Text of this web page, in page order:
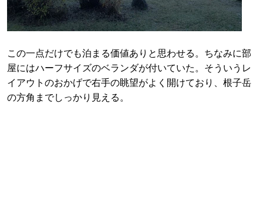
この一点だけでも泊まる価値ありと思わせる。ちなみに部
屋にはハーフサイズのベランダが付いていた。そういうレ
イアウトのおかげで右手の眺望がよく開けており、根子岳
の方角までしっかり見える。